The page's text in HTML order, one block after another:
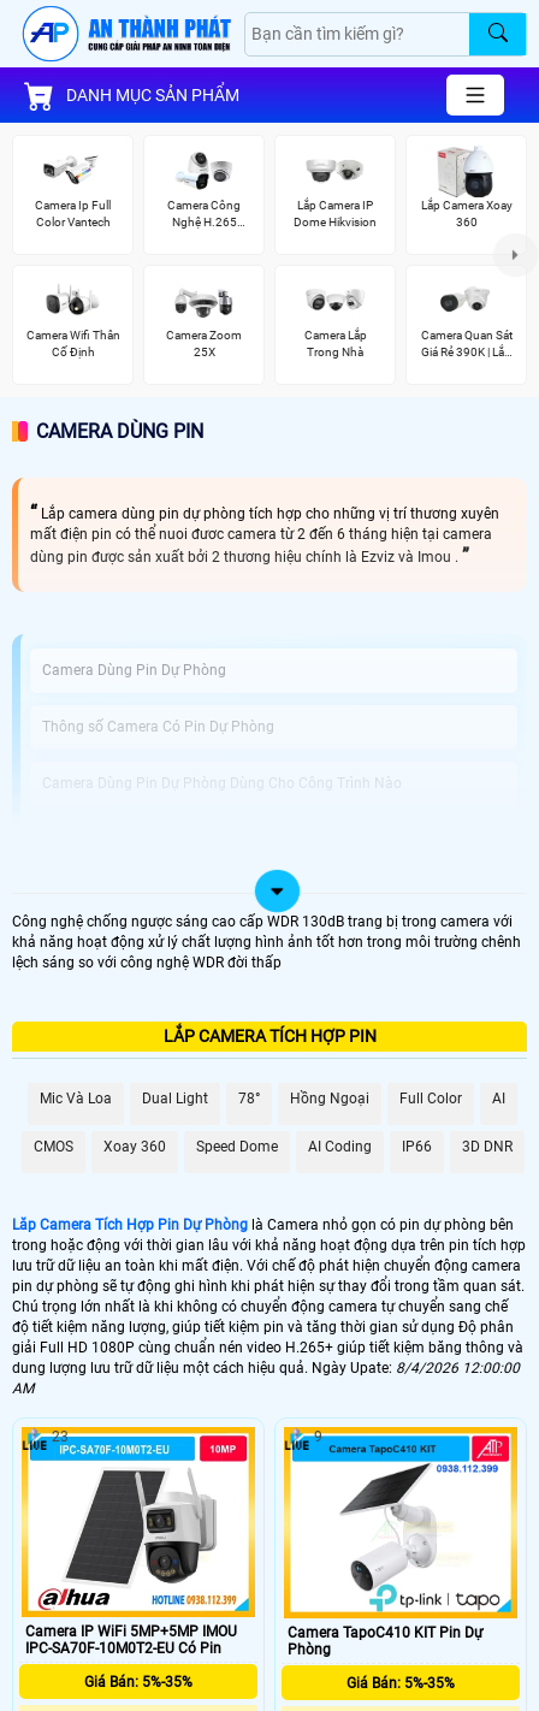
DANH MỤC SẢN PHẨM
Camera Ip Full
Color Vantech
Camera Công
Nghệ H.265
Lắp Camera IP
Dome Hikvision
Lắp Camera Xoay
360
Camera Wifi Thân
Cố Định
Camera Zoom
25X
Camera Lắp
Trong Nhà
Camera Quan Sát
Giá Rẻ 390K | Lắp
CAMERA DÙNG PIN
Lắp camera dùng pin dự phòng tích hợp cho những vị trí thương xuyên
mất điện pin có thể nuoi đươc camera từ 2 đến 6 tháng hiện tại camera
dùng pin được sản xuất bởi 2 thương hiệu chính là Ezviz và Imou .
Camera Dùng Pin Dự Phòng
Thông số Camera Có Pin Dự Phòng
Camera Dùng Pin Dự Phòng Dùng Cho Công Trình Nào
Được phát triển với công nghệ tiên tiến, Camera Tích Hợp Pin Dự Phòng không
chỉ là thiết bị giám sát vị trí chuyên dụng mà còn giải pháp hoàn hảo cho
những tình huống mất điện hoặc thiếu nguồn điện. Với khả năng hoạt động
dựa trên pin tích hợp, bạn có thể dễ dàng di chuyển và sử dụng camera tại
phân giải Full HD 1080P, giúp bạn quan sát mọi chi tiết một cách rõ nét và sắc
nét. chuẩn nén video H.265+ tiên tiến giúp tiết kiệm dung lượng lưu trữ trong
mà không lo sợ bị lỗi hay mất mát.
trong việc giám sát mà còn được ổn hơn với chất lượng hình ảnh và dữ liệu lưu
trữ đỉnh cao, đáp ứng mọi nhu cầu của bạn trong việc theo dõi và bảo vệ an
Công nghệ chống ngược sáng cao cấp WDR 130dB trang bị trong camera với
khả năng hoạt động xử lý chất lượng hình ảnh tốt hơn trong môi trường chênh
lệch sáng so với công nghệ WDR đời thấp
LẮP CAMERA TÍCH HỢP PIN
Mic Và Loa Dual Light 78° Hồng Ngoại Full Color AI
CMOS Xoay 360 Speed Dome AI Coding IP66 3D DNR
Lăp Camera Tích Hợp Pin Dự Phòng là Camera nhỏ gọn có pin dự phòng bên
trong hoặc động với thời gian lâu với khả năng hoạt động dựa trên pin tích hợp
lưu trữ dữ liệu an toàn khi mất điện. Với chế độ phát hiện chuyển động camera
pin dự phòng sẽ tự động ghi hình khi phát hiện sự thay đổi trong tầm quan sát.
Chú trọng lớn nhất là khi không có chuyển động camera tự chuyển sang chế
độ tiết kiệm năng lượng, giúp tiết kiệm pin và tăng thời gian sử dụng Độ phân
giải Full HD 1080P cùng chuẩn nén video H.265+ giúp tiết kiệm băng thông và
dung lượng lưu trữ dữ liệu một cách hiệu quả. Ngày Upate: 8/4/2026 12:00:00
AM
Camera IP WiFi 5MP+5MP IMOU
IPC-SA70F-10M0T2-EU Có Pin
Giá Bán: 5%-35%
23
Camera TapoC410 KIT Pin Dự
Phòng
Giá Bán: 5%-35%
9